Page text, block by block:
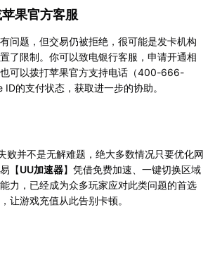
果官方客服
问题，但交易仍被拒绝，很可能是发卡机构
了限制。你可以致电银行客服，申请开通相
可以拨打苹果官方支持电话（400-666-
的支付状态，获取进一步的协助。
败并不是无解难题，绝大多数情况只要优化网
【UU加速器】凭借免费加速、一键切换区域
力，已经成为众多玩家应对此类问题的首选
让游戏充值从此告别卡顿。